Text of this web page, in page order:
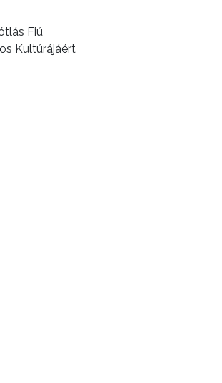
Fiú
Kultúrájáért